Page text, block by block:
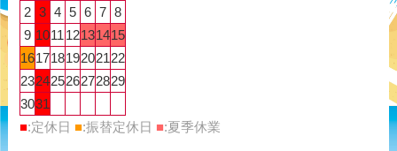
2 3 4 5 6 7 8
9 1011 12131415
16171819202122
23242526272829
3031
■:定休日 ■:振替定休日 ■:夏季休業